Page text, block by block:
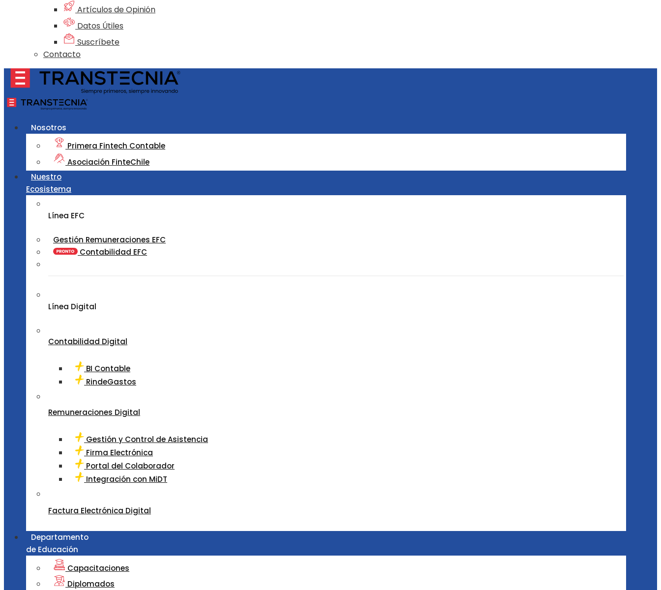
Artículos de Opinión
Datos Útiles
Suscríbete
Contacto
Nosotros
Primera Fintech Contable
Asociación FinteChile
Nuestro
Ecosistema
Línea EFC
Gestión Remuneraciones EFC
Contabilidad EFC
Línea Digital
Contabilidad Digital
BI Contable
RindeGastos
Remuneraciones Digital
Gestión y Control de Asistencia
Firma Electrónica
Portal del Colaborador
Integración con MiDT
Factura Electrónica Digital
Departamento
de Educación
Capacitaciones
Diplomados